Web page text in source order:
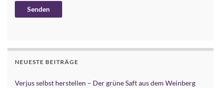
NEUESTE BEITRÄGE
Verjus selbst herstellen – Der grüne Saft aus dem Weinberg